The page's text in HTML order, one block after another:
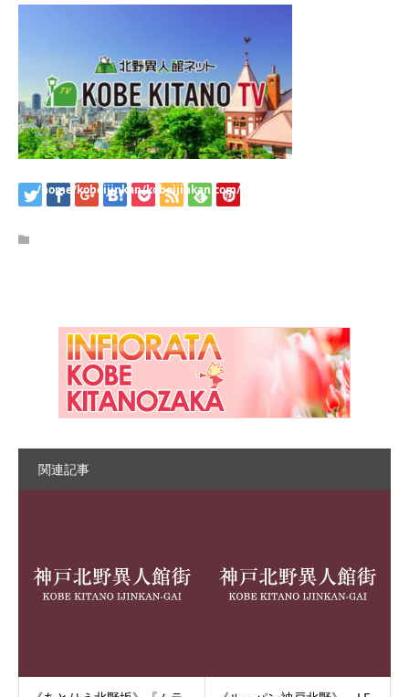
/home/kobeijinkan/kobeijinkan.com/public_html/wp-
content/themes/kadan_tcd056/single.phpon line
Warning: Attempt to read property "name" on null in
/home/kobeijinkan/kobeijinkan.com/public_html/wp-
関連記事